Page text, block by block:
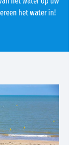
het water in!